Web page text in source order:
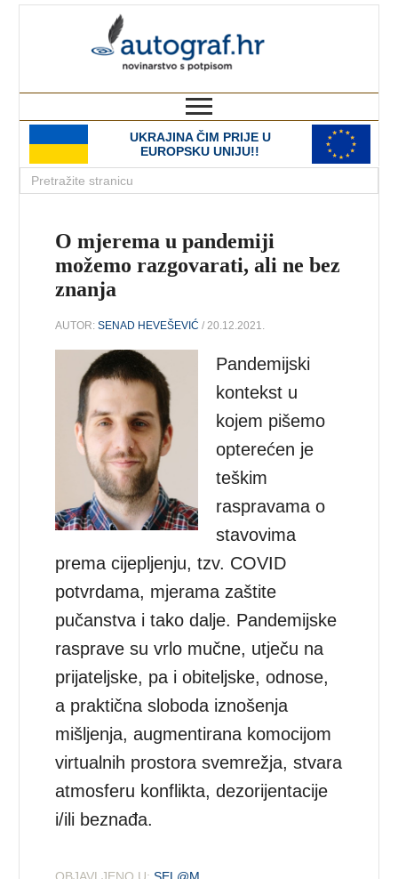
UKRAJINA ČIM PRIJE U
EUROPSKU UNIJU!!
O mjerema u pandemiji
možemo razgovarati, ali ne bez
znanja
AUTOR:SENAD HEVEŠEVIĆ / 20.12.2021.
Pandemijski
kontekst u
kojem pišemo
opterećen je
teškim
raspravama o
stavovima
prema cijepljenju, tzv. COVID
potvrdama, mjerama zaštite
pučanstva i tako dalje. Pandemijske
rasprave su vrlo mučne, utječu na
prijateljske, pa i obiteljske, odnose,
a praktična sloboda iznošenja
mišljenja, augmentirana komocijom
virtualnih prostora svemrežja, stvara
atmosferu konflikta, dezorijentacije
i/ili beznađa.